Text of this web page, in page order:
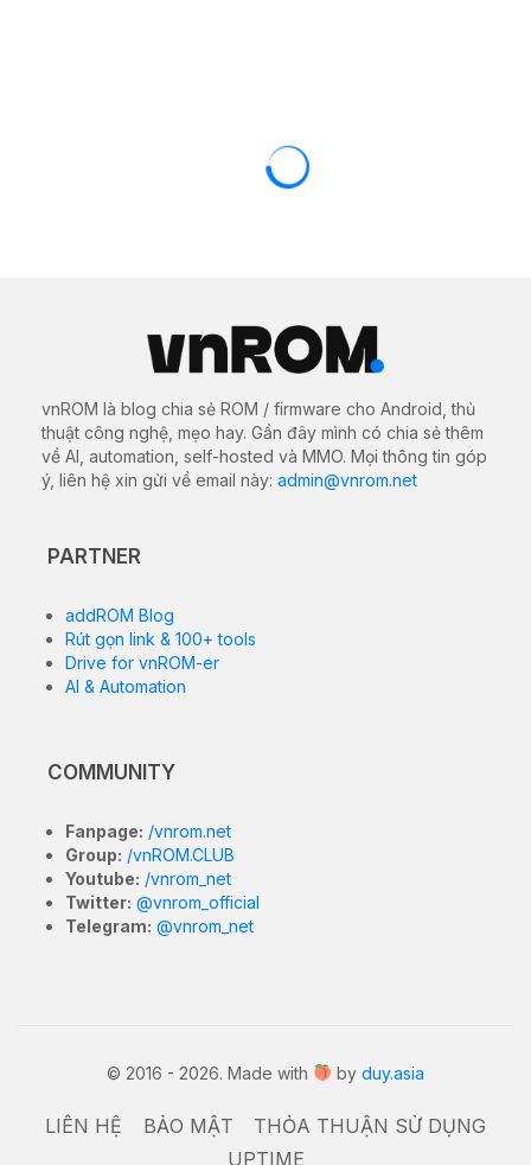
vnROM là blog chia sẻ ROM / firmware cho Android, thủ
thuật công nghệ, mẹo hay. Gần đây mình có chia sẻ thêm
về AI, automation, self-hosted và MMO. Mọi thông tin góp
ý, liên hệ xin gửi về email này: admin@vnrom.net
PARTNER
addROM Blog
Rút gọn link & 100+ tools
Drive for vnROM-er
AI & Automation
COMMUNITY
Fanpage: /vnrom.net
Group: /vnROM.CLUB
Youtube: /vnrom_net
Twitter: @vnrom_official
Telegram: @vnrom_net
© 2016 - 2026. Made with by duy.asia
LIÊN HỆ BẢO MẬT
THỎA THUẬN SỬ DỤNG
UPTIME